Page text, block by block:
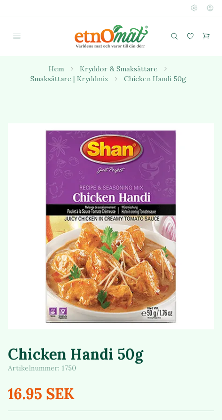
Hem
Kryddor & Smaksättare
Smaksättare | Kryddmix
Chicken Handi 50g
Chicken Handi 50g
Artikelnummer: 1750
16.95 SEK